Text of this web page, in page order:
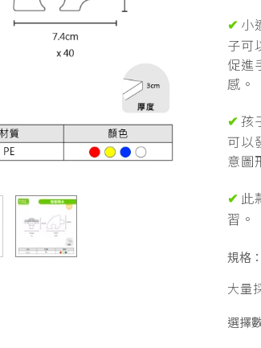
✔ 小
子可
促進
感。
✔ 孩
可以
意圖
✔ 此
習。
規格：
大量
選擇